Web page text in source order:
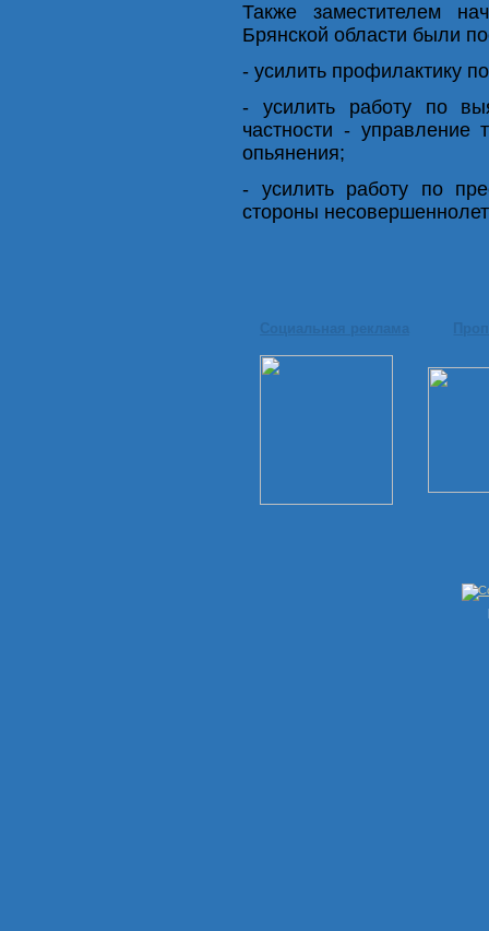
Также заместителем
Брянской области были
- усилить профилактику
- усилить работу по
частности - управление
опьянения;
- усилить работу по
стороны